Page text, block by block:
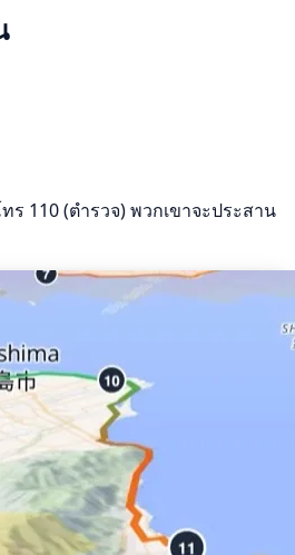
ร 110 (ตำรวจ) พวกเขาจะประสาน